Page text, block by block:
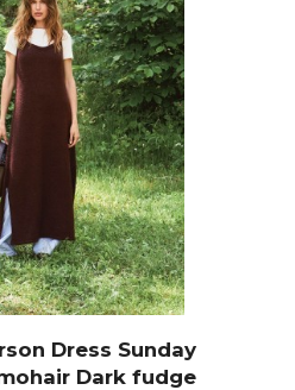
Dress Sunday
Dark fudge